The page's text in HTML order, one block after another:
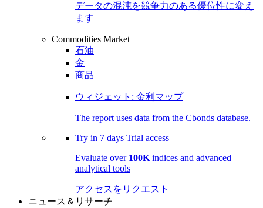
データの混沌を競争力のある優位性に変え
ます
Commodities Market
石油
金
商品
ウィジェット: 金利マップ
The report uses data from the Cbonds database.
Try in 7 days Trial access
Evaluate over 100K indices and advanced
analytical tools
アクセスをリクエスト
ニュース＆リサーチ